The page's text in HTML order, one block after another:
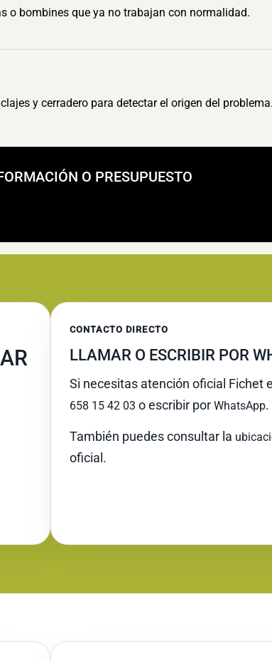
o bombines que ya no trabajan con normalidad.
y cerradero para detectar el origen del problema.
O PRESUPUESTO
CONTACTO DIRECTO
LLAMAR O ESCRIBIR POR
Si necesitas atención oficial Fichet
658 15 42 03 o escribir por WhatsApp.
También puedes consultar la
oficial.